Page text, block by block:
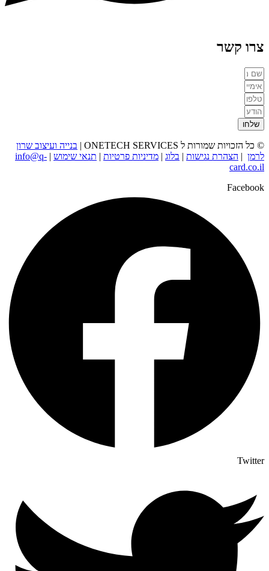
צרו קשר
שלחו
© כל הזכויות שמורות ל ONETECH SERVICES |
בנייה ועיצוב שרון
לרמן | הצהרת נגישות | בלוג | מדיניות פרטיות | תנאי שימוש |
info@q-
card.co.il
Facebook
Twitter